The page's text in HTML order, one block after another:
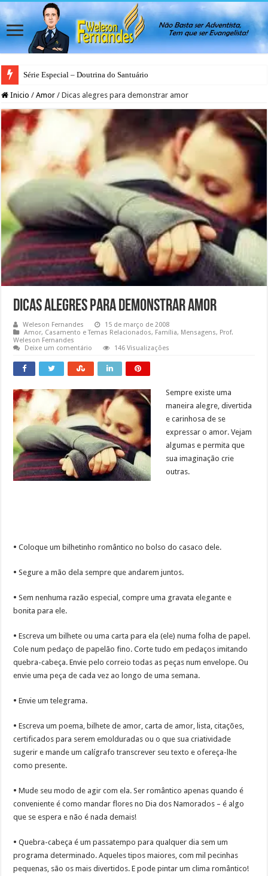
Série Especial – Doutrina do Santuário
Inicio / Amor / Dicas alegres para demonstrar amor
Dicas alegres para demonstrar amor
Weleson Fernandes
15 de março de 2008
Amor, Casamento e Temas Relacionados, Família, Mensagens, Prof.
Weleson Fernandes
Deixe um comentário
146 Visualizações
Sempre existe uma
maneira alegre, divertida
e carinhosa de se
expressar o amor. Vejam
algumas e permita que
sua imaginação crie
outras.
• Coloque um bilhetinho romântico no bolso do casaco dele.
•Segure a mão dela sempre que andarem juntos.
•Sem nenhuma razão especial, compre uma gravata elegante e
bonita para ele.
•Escreva um bilhete ou uma carta para ela (ele) numa folha de papel.
Cole num pedaço de papelão fino. Corte tudo em pedaços imitando
quebra-cabeça. Envie pelo correio todas as peças num envelope. Ou
envie uma peça de cada vez ao longo de uma semana.
• Envie um telegrama.
•Escreva um poema, bilhete de amor, carta de amor, lista, citações,
certificados para serem emolduradas ou o que sua criatividade
sugerir e mande um calígrafo transcrever seu texto e ofereça-lhe
como presente.
•Mude seu modo de agir com ela. Ser romântico apenas quando é
conveniente é como mandar flores no Dia dos Namorados – é algo
que se espera e não é nada demais!
•Quebra-cabeça é um passatempo para qualquer dia sem um
programa determinado. Aqueles tipos maiores, com mil pecinhas
pequenas, são os mais divertidos. E pode pintar um clima romântico!